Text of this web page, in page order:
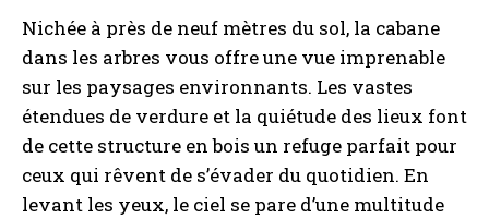
Nichée à près de neuf mètres du sol, la cabane
dans les arbres vous offre une vue imprenable
sur les paysages environnants. Les vastes
étendues de verdure et la quiétude des lieux font
de cette structure en bois un refuge parfait pour
ceux qui rêvent de s’évader du quotidien. En
levant les yeux, le ciel se pare d’une multitude